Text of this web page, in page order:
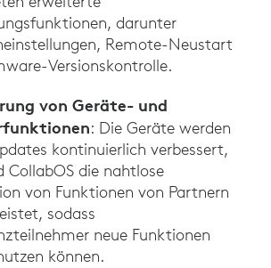
darunter
Remote-Neustart
Versionskontrolle.
von Geräte- und
: Die Geräte werden
kontinuierlich verbessert,
CollabOS die nahtlose
von Funktionen von Partnern
sodass
neue Funktionen
können.